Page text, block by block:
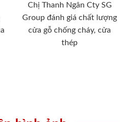
Chị Thanh Ngân Cty SG
Group đánh giá chất lượng
cửa gỗ chống cháy, cửa
thép